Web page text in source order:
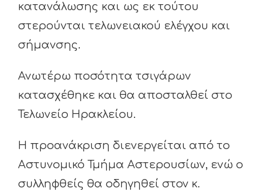
κατανάλωσης και ως εκ τούτου
στερούνται τελωνειακού ελέγχου και
σήμανσης.
Ανωτέρω ποσότητα τσιγάρων
κατασχέθηκε και θα αποσταλθεί στο
Τελωνείο Ηρακλείου.
Η προανάκριση διενεργείται από το
Αστυνομικό Τμήμα Αστερουσίων, ενώ ο
συλληφθείς θα οδηγηθεί στον κ.